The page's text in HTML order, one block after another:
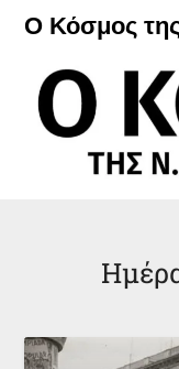
Μετάβαση
περιεχόμενο
Ο Κόσμος